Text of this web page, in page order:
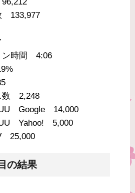
133,977
ン時間 4:06
数 2,248
Google 14,000
Yahoo! 5,000
25,000
の結果